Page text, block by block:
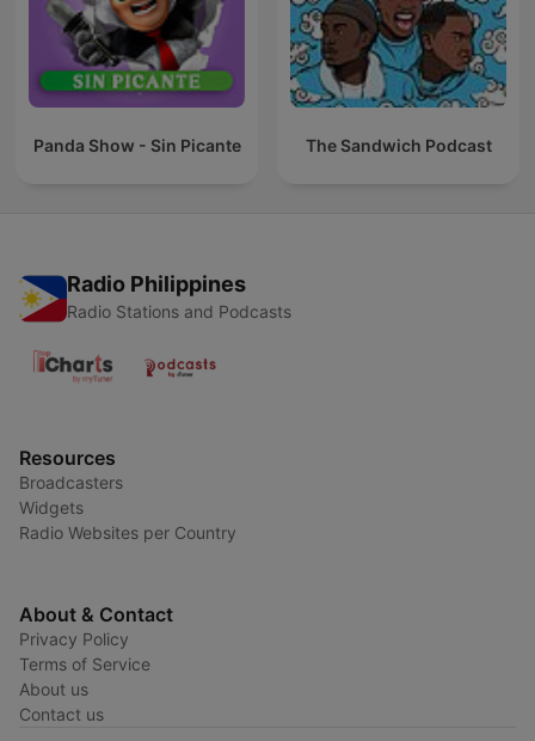
Panda Show - Sin Picante The Sandwich Podcast
Radio Philippines
Radio Stations and Podcasts
Resources
Broadcasters
Widgets
Radio Websites per Country
About & Contact
Privacy Policy
Terms of Service
About us
Contact us